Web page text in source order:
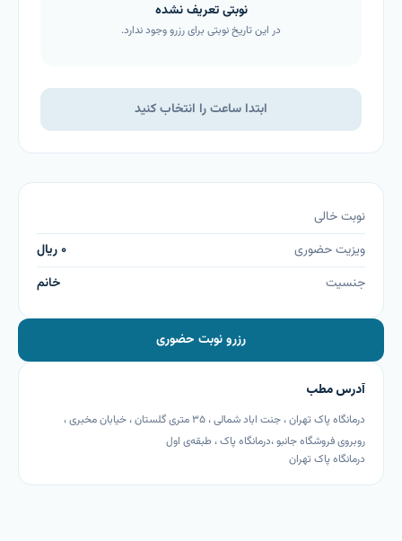
نوبتی تعریف نشده
در این تاریخ نوبتی برای رزرو وجود ندارد.
ابتدا ساعت را انتخاب کنید
نوبت خالی
ویزیت حضوری
۰ریال
جنسیت
خانم
رزرو نوبت حضوری
آدرس مطب
درمانگاه پاک تهران ، جنت اباد شمالی ، ۳۵ متری گلستان ، خیابان مخبری ،
روبروی فروشگاه جانبو ،درمانگاه پاک ، طبقه‌ی اول
درمانگاه پاک تهران